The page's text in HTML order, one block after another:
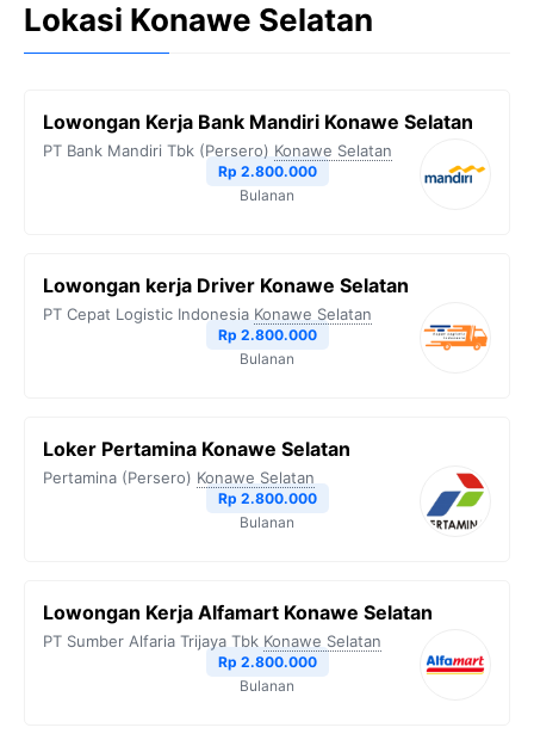
Lokasi Konawe Selatan
Lowongan Kerja Bank Mandiri Konawe Selatan
PT Bank Mandiri Tbk (Persero) Konawe Selatan
Rp 2.800.000
Bulanan
Lowongan kerja Driver Konawe Selatan
PT Cepat Logistic Indonesia Konawe Selatan
Rp 2.800.000
Bulanan
Loker Pertamina Konawe Selatan
Pertamina (Persero) Konawe Selatan
Rp 2.800.000
Bulanan
Lowongan Kerja Alfamart Konawe Selatan
PT Sumber Alfaria Trijaya Tbk Konawe Selatan
Rp 2.800.000
Bulanan